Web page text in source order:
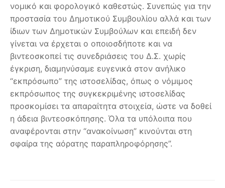
νομικό και φορολογικό καθεστώς. Συνεπώς για την
προστασία του Δημοτικού Συμβουλίου αλλά και των
ίδιων των Δημοτικών Συμβούλων και επειδή δεν
γίνεται να έρχεται ο οποιοσδήποτε και να
βιντεοσκοπεί τις συνεδριάσεις του Δ.Σ. χωρίς
έγκριση, διαμηνύσαμε ευγενικά στον ανήλικο
“εκπρόσωπο” της ιστοσελίδας, όπως ο νόμιμος
εκπρόσωπος της συγκεκριμένης ιστοσελίδας
προσκομίσει τα απαραίτητα στοιχεία, ώστε να δοθεί
η άδεια βιντεοσκόπησης. Όλα τα υπόλοιπα που
αναφέρονται στην “ανακοίνωση” κινούνται στη
σφαίρα της αόρατης παραπληροφόρησης”.